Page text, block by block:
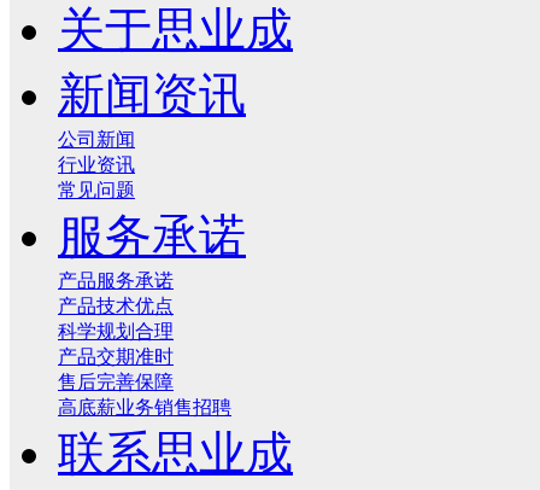
关于思业成
新闻资讯
公司新闻
行业资讯
常见问题
服务承诺
产品服务承诺
产品技术优点
科学规划合理
产品交期准时
售后完善保障
高底薪业务销售招聘
联系思业成